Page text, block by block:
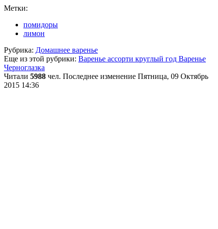
Метки:
помидоры
лимон
Рубрика: Домашнее варенье
Еще из этой рубрики: Варенье ассорти круглый год Варенье
Черноглазка
Читали 5988 чел. Последнее изменение Пятница, 09 Октябрь
2015 14:36